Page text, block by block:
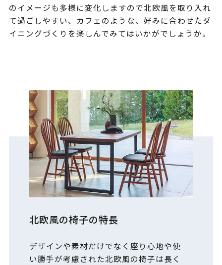
のイメージも多様に変化しますので北欧風を取り入れ
て過ごしやすい、カフェのような、好みに合わせたダ
イニングづくりを楽しんでみてはいかがでしょうか。
北欧風の椅子の特長
デザインや素材だけでなく座り心地や使
い勝手が考慮された北欧風の椅子は長く